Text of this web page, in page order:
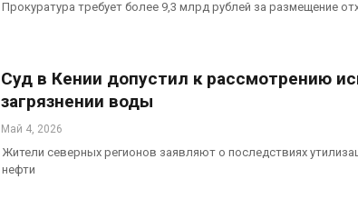
Прокуратура требует более 9,3 млрд рублей за размещение
Суд в Кении допустил к рассмотрению
загрязнении воды
Май 4, 2026
Жители северных регионов заявляют о последствиях
нефти